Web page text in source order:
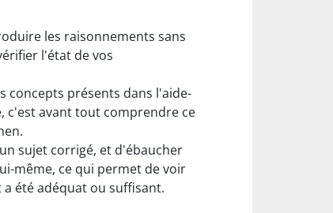
les raisonnements sans
l'état de vos
concepts présents dans l'aide-
c'est avant tout comprendre ce
sujet corrigé, et d'ébaucher
même, ce qui permet de voir
été adéquat ou suffisant.